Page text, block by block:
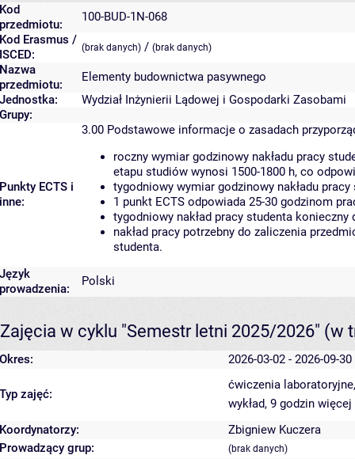
Kod
przedmiotu:
100-BUD-1N-068
Kod Erasmus /
ISCED:
(brak danych) / (brak danych)
Nazwa
przedmiotu:
Elementy budownictwa pasywnego
Jednostka:
Wydział Inżynierii Lądowej i Gospodarki Zasobami
Grupy:
Punkty ECTS i
inne:
3.00 Podstawowe informacje o zasadach
roczny wymiar godzinowy nakładu pracy
etapu studiów wynosi 1500-1800 h, co
tygodniowy wymiar godzinowy nakładu
1 punkt ECTS odpowiada 25-30 godzinom
tygodniowy nakład pracy studenta
nakład pracy potrzebny do zaliczenia
studenta.
Język
prowadzenia:
Polski
Zajęcia w cyklu "Semestr letni 2025/2026" (w
Okres: 2026-03-02 - 2026-09-30
Typ zajęć:
ćwiczenia
wykład, 9 godzin
Koordynatorzy:
Zbigniew Kuczera
Prowadzący grup:
(brak danych)